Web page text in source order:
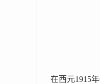
在西元1915